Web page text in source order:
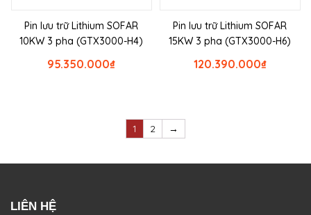
Pin lưu trữ Lithium SOFAR
10KW 3 pha (GTX3000-H4)
₫
95.350.000
Pin lưu trữ Lithium SOFAR
15KW 3 pha (GTX3000-H6)
₫
120.390.000
1 2 →
LIÊN HỆ